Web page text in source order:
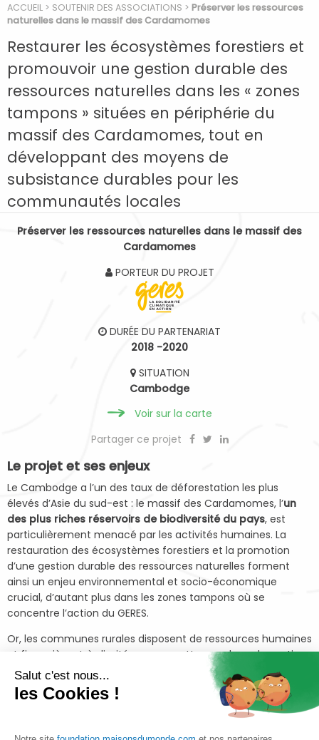
ACCUEIL > SOUTENIR DES ASSOCIATIONS > Préserver les ressources
naturelles dans le massif des Cardamomes
Restaurer les écosystèmes forestiers et
promouvoir une gestion durable des
ressources naturelles dans les « zones
tampons » situées en périphérie du
massif des Cardamomes, tout en
développant des moyens de
subsistance durables pour les
communautés locales
Préserver les ressources naturelles dans le massif des
Cardamomes
PORTEUR DU PROJET
DURÉE DU PARTENARIAT
2018 -2020
SITUATION
Cambodge
Voir sur la carte
Partager ce projet
Le projet et ses enjeux
Le Cambodge a l’un des taux de déforestation les plus
élevés d’Asie du sud-est : le massif des Cardamomes, l’un
des plus riches réservoirs de biodiversité du pays, est
particulièrement menacé par les activités humaines. La
restauration des écosystèmes forestiers et la promotion
d’une gestion durable des ressources naturelles forment
ainsi un enjeu environnemental et socio-économique
crucial, d’autant plus dans les zones tampons où se
concentre l’action du GERES.
Or, les communes rurales disposent de ressources humaines
et financières très limitées pour mettre en place des actions
de restauration, alors même qu’un processus de
décentralisation et de déconcentration vise à renforcer la
participation citoyenne au processus de décision.
Ainsi, le projet du GERES, qui a démarré en janvier
Salut c'est nous...
les Cookies !